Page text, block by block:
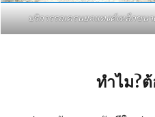
บริการรถเครนยกแทงค์เหล็กขน
ทำไม?ต้